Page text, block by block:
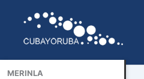
contenido
MERINLA